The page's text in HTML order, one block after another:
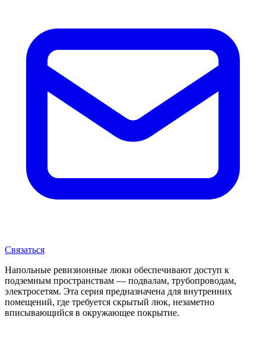
Связаться
Напольные ревизионные люки обеспечивают доступ к
подземным пространствам — подвалам, трубопроводам,
электросетям. Эта серия предназначена для внутренних
помещений, где требуется скрытый люк, незаметно
вписывающийся в окружающее покрытие.